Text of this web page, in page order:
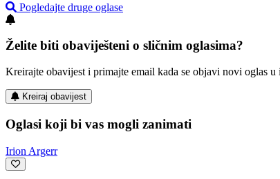
Pogledajte druge oglase
Želite biti obaviješteni o sličnim oglasima?
Kreirajte obavijest i primajte email kada se objavi novi oglas
Kreiraj obavijest
Oglasi koji bi vas mogli zanimati
Irion Argerr